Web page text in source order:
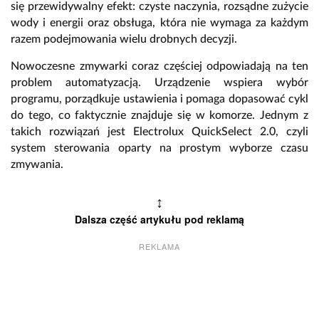
się przewidywalny efekt: czyste naczynia, rozsądne zużycie
wody i energii oraz obsługa, która nie wymaga za każdym
razem podejmowania wielu drobnych decyzji.
Nowoczesne zmywarki coraz częściej odpowiadają na ten
problem automatyzacją. Urządzenie wspiera wybór
programu, porządkuje ustawienia i pomaga dopasować cykl
do tego, co faktycznie znajduje się w komorze. Jednym z
takich rozwiązań jest
Electrolux QuickSelect 2.0, czyli
system sterowania oparty na prostym wyborze czasu
zmywania.
↕
Dalsza część artykułu pod reklamą
REKLAMA